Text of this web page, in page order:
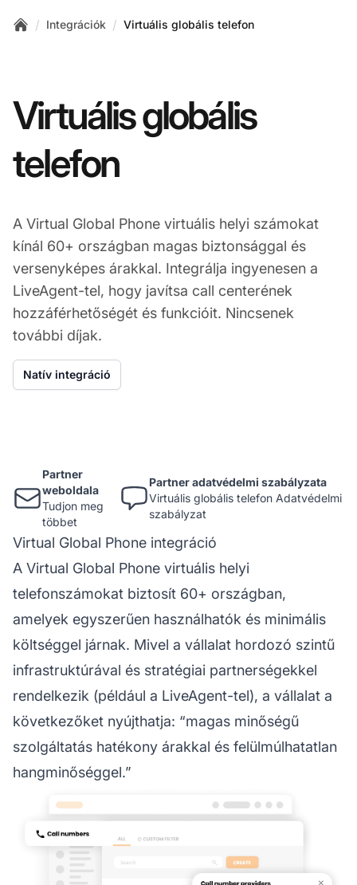
/ Integrációk / Virtuális globális telefon
Virtuális globális
telefon
A Virtual Global Phone virtuális helyi számokat
kínál 60+ országban magas biztonsággal és
versenyképes árakkal. Integrálja ingyenesen a
LiveAgent-tel, hogy javítsa call centerének
hozzáférhetőségét és funkcióit. Nincsenek
további díjak.
Natív integráció
Partner
weboldala
Tudjon meg
többet
Partner adatvédelmi szabályzata
Virtuális globális telefon Adatvédelmi
szabályzat
Virtual Global Phone integráció
A Virtual Global Phone virtuális helyi
telefonszámokat biztosít 60+ országban,
amelyek egyszerűen használhatók és minimális
költséggel járnak. Mivel a vállalat hordozó szintű
infrastruktúrával és stratégiai partnerségekkel
rendelkezik (például a LiveAgent-tel), a vállalat a
következőket nyújthatja: “magas minőségű
szolgáltatás hatékony árakkal és felülmúlhatatlan
hangminőséggel.”